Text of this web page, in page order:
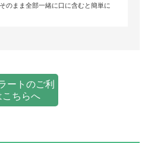
のまま全部一緒に口に含むと簡単に
ートのご利
こちらへ